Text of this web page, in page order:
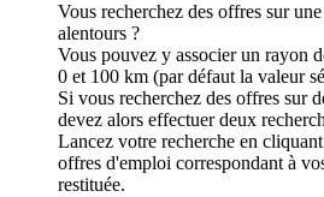
Vous recherchez des offres sur
alentours ?
Vous pouvez y associer un rayon
0 et 100 km (par défaut la valeur
Si vous recherchez des offres sur
devez alors effectuer deux
Lancez votre recherche en
offres d'emploi correspondant à
restituée.